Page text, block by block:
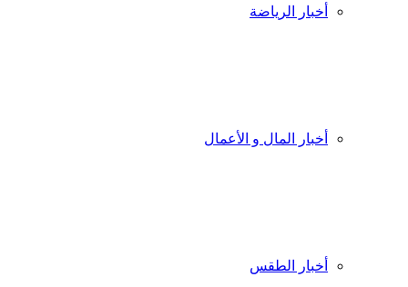
أخبار الرياضة
أخبار المال و الأعمال
أخبار الطقس